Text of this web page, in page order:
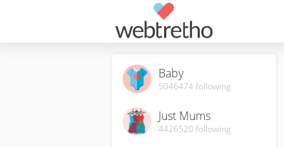
Baby
5046474following
Just Mums
4426520 following